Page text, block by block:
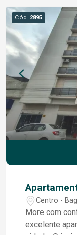
confortável,
localização
informações
Cód. 2895
Centro -
More com
excelente